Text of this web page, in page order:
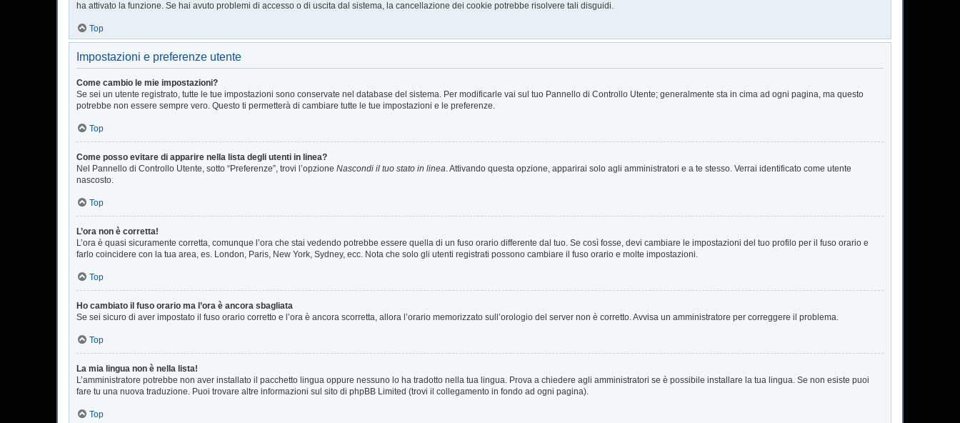
ha attivato la funzione. Se hai avuto problemi di accesso o di uscita dal sistema, la cancellazione dei cookie potrebbe risolvere tali disguidi.
Top
Impostazioni e preferenze utente
Come cambio le mie impostazioni?
Se sei un utente registrato, tutte le tue impostazioni sono conservate nel database del sistema. Per modificarle vai sul tuo Pannello di Controllo Utente; generalmente sta in cima ad ogni pagina, ma questo
potrebbe non essere sempre vero. Questo ti permetterà di cambiare tutte le tue impostazioni e le preferenze.
Top
Come posso evitare di apparire nella lista degli utenti in linea?
Nel Pannello di Controllo Utente, sotto “Preferenze”, trovi l’opzione Nascondi il tuo stato in linea. Attivando questa opzione, apparirai solo agli amministratori e a te stesso. Verrai identificato come utente
nascosto.
Top
L’ora non è corretta!
L’ora è quasi sicuramente corretta, comunque l’ora che stai vedendo potrebbe essere quella di un fuso orario differente dal tuo. Se così fosse, devi cambiare le impostazioni del tuo profilo per il fuso orario e
farlo coincidere con la tua area, es. London, Paris, New York, Sydney, ecc. Nota che solo gli utenti registrati possono cambiare il fuso orario e molte impostazioni.
Top
Ho cambiato il fuso orario ma l’ora è ancora sbagliata
Se sei sicuro di aver impostato il fuso orario corretto e l’ora è ancora scorretta, allora l’orario memorizzato sull’orologio del server non è corretto. Avvisa un amministratore per correggere il problema.
Top
La mia lingua non è nella lista!
L’amministratore potrebbe non aver installato il pacchetto lingua oppure nessuno lo ha tradotto nella tua lingua. Prova a chiedere agli amministratori se è possibile installare la tua lingua. Se non esiste puoi
fare tu una nuova traduzione. Puoi trovare altre informazioni sul sito di phpBB Limited (trovi il collegamento in fondo ad ogni pagina).
Top